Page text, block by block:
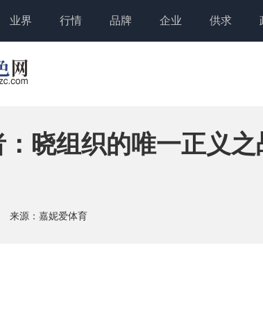
业界 行情 品牌 企业 供求
：晓组织的唯一正义
来源：嘉妮爱体育